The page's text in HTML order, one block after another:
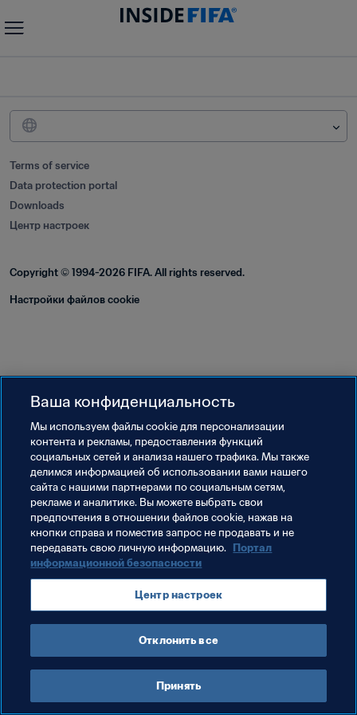
Terms of service
Data protection portal
Downloads
Центр настроек
Copyright © 1994-2026 FIFA. All rights reserved.
Настройки файлов cookie
Ваша конфиденциальность
Мы используем файлы сookie для персонализации
контента и рекламы, предоставления функций
социальных сетей и анализа нашего трафика. Мы также
делимся информацией об использовании вами нашего
сайта с нашими партнерами по социальным сетям,
рекламе и аналитике. Вы можете выбрать свои
предпочтения в отношении файлов cookie, нажав на
кнопки справа и поместив запрос не продавать и не
передавать свою личную информацию. Портал
информационной безопасности
Центр настроек
Отклонить все
Принять